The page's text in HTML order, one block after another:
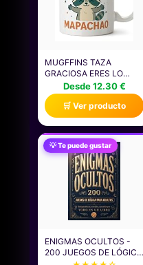
MUGFFINS TAZA
GRACIOSA ERES LO
MEJOR QUE MAPACHAO
EN ESPAÑOL PARA
ENAMORADOS Y
ANIVERSARIO | TAZAS
ORIGINALES PARA
REGALAR | REGALOS
SAN VALENTÍN, NOVIOS,
AMOR, ROMÁNTICO |
PAREJA V2
Desde 12.30 €
🛒 Ver producto
💡 Te puede gustar
ENIGMAS OCULTOS -
200 JUEGOS DE LÓGICA